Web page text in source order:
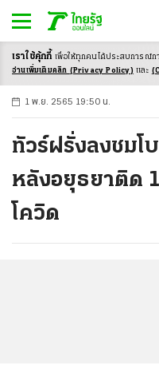
-ก ก ก+
1 พ.ย. 2565 19:50 น.
ทัวร์ฝรั่งลงชม
หลังอยุธยาติด 1
โควิด
เราใช้คุ้กกี้ เพื่อให้ทุกคนได้ประสบการณ์ก
อ่านเพิ่มเติมคลิก (Privacy Policy) และ